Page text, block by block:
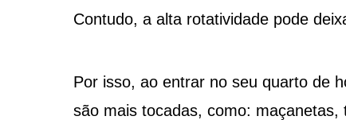
Contudo, a alta rotatividade pode
Por isso, ao entrar no seu quarto de
são mais tocadas, como: